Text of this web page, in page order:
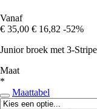
Vanaf
€ 35,00 € 16,82 -52%
Junior broek met 3-
Maat
*
Maattabel